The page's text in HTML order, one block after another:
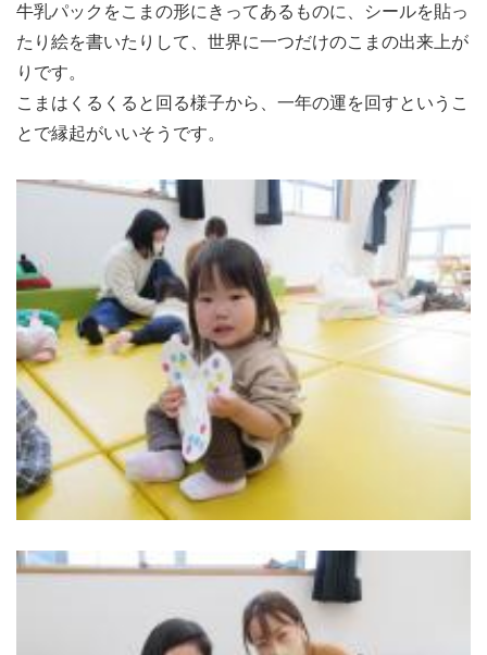
牛乳パックをこまの形にきってあるものに、シールを貼っ
たり絵を書いたりして、世界に一つだけのこまの出来上が
りです。
こまはくるくると回る様子から、一年の運を回すというこ
とで縁起がいいそうです。